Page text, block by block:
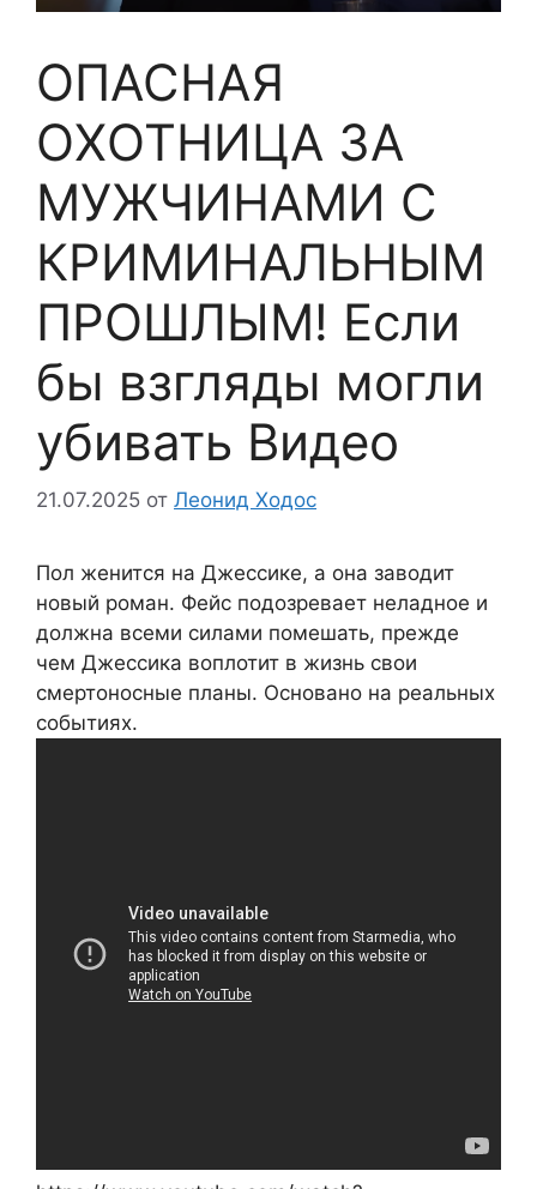
ОПАСНАЯ
ОХОТНИЦА ЗА
МУЖЧИНАМИ С
КРИМИНАЛЬНЫМ
ПРОШЛЫМ! Если
бы взгляды могли
убивать Видео
21.07.2025 от Леонид Ходос
Пол женится на Джессике, а она заводит
новый роман. Фейс подозревает неладное и
должна всеми силами помешать, прежде
чем Джессика воплотит в жизнь свои
смертоносные планы. Основано на реальных
событиях.